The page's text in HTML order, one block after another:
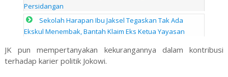
Persidangan
Sekolah Harapan Ibu Jaksel Tegaskan Tak Ada
Ekskul Menembak, Bantah Klaim Eks Ketua Yayasan
JK pun mempertanyakan kekurangannya dalam kontribusi
terhadap karier politik Jokowi.